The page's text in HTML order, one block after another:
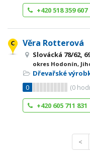
+420 518 359 607
Věra Rotterová
Slovácká 78/62,
okres Hodonín,
Dřevařské
0
(0
+420 605 711 831
<